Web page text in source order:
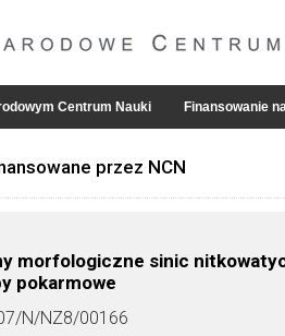
Centrum Nauki Finansowanie
przez NCN
morfologiczne sinic
pokarmowe
N/NZ8/00166